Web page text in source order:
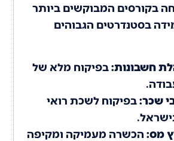
בקורסים המבוקשים ביותר
בסטנדרטים הגבוהים
חשבונות:בפיקוח מלא של
שכר:בפיקוח לשכת רואי
מס:הכשרה מעמיקה ומקיפה